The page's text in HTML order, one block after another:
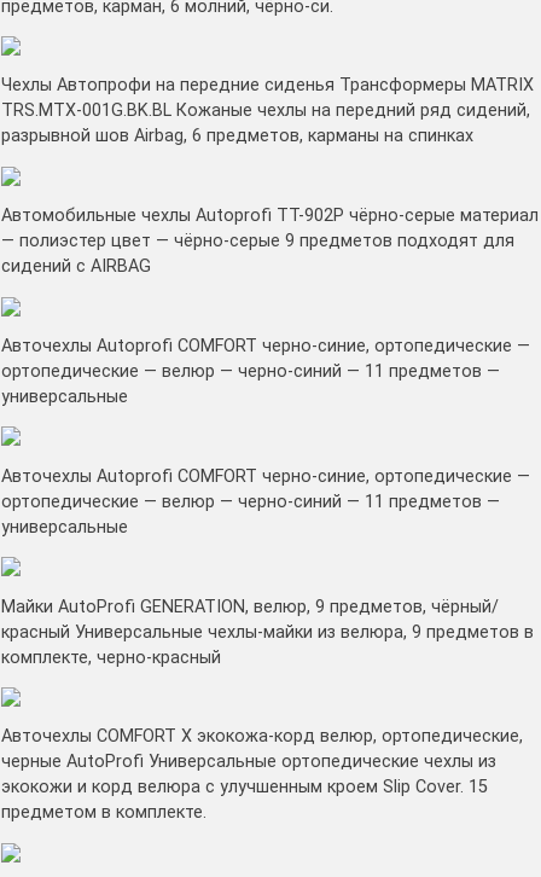
предметов, карман, 6 молний, чёрно-си.
Чехлы Автопрофи на передние сиденья Трансформеры MATRIX
TRS.MTX-001G.BK.BL Кожаные чехлы на передний ряд сидений,
разрывной шов Airbag, 6 предметов, карманы на спинках
Автомобильные чехлы Autoprofi TT-902P чёрно-серые материал
— полиэстер цвет — чёрно-серые 9 предметов подходят для
сидений с AIRBAG
Авточехлы Autoprofi COMFORT черно-синие, ортопедические —
ортопедические — велюр — черно-синий — 11 предметов —
универсальные
Авточехлы Autoprofi COMFORT черно-синие, ортопедические —
ортопедические — велюр — черно-синий — 11 предметов —
универсальные
Майки AutoProfi GENERATION, велюр, 9 предметов, чёрный/
красный Универсальные чехлы-майки из велюра, 9 предметов в
комплекте, черно-красный
Авточехлы COMFORT X экокожа-корд велюр, ортопедические,
черные AutoProfi Универсальные ортопедические чехлы из
экокожи и корд велюра с улучшенным кроем Slip Cover. 15
предметом в комплекте.